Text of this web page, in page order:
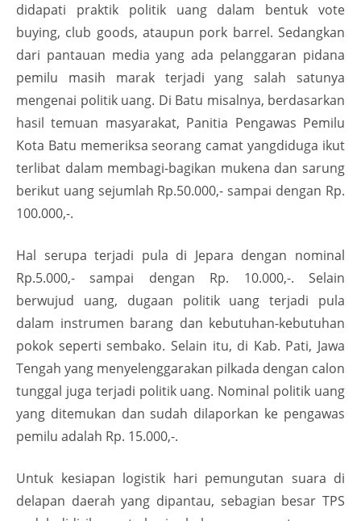
didapati praktik politik uang dalam bentuk vote
buying, club goods, ataupun pork barrel. Sedangkan
dari pantauan media yang ada pelanggaran pidana
pemilu masih marak terjadi yang salah satunya
mengenai politik uang. Di Batu misalnya, berdasarkan
hasil temuan masyarakat, Panitia Pengawas Pemilu
Kota Batu memeriksa seorang camat yangdiduga ikut
terlibat dalam membagi-bagikan mukena dan sarung
berikut uang sejumlah Rp.50.000,- sampai dengan Rp.
100.000,-.
Hal serupa terjadi pula di Jepara dengan nominal
Rp.5.000,- sampai dengan Rp. 10.000,-. Selain
berwujud uang, dugaan politik uang terjadi pula
dalam instrumen barang dan kebutuhan-kebutuhan
pokok seperti sembako. Selain itu, di Kab. Pati, Jawa
Tengah yang menyelenggarakan pilkada dengan calon
tunggal juga terjadi politik uang. Nominal politik uang
yang ditemukan dan sudah dilaporkan ke pengawas
pemilu adalah Rp. 15.000,-.
Untuk kesiapan logistik hari pemungutan suara di
delapan daerah yang dipantau, sebagian besar TPS